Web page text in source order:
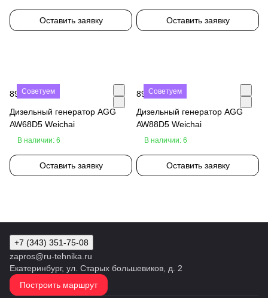
Оставить заявку Оставить заявку
Советуем
890 000 ₽
Дизельный генератор AGG
AW68D5 Weichai
В наличии: 6
Оставить заявку
Советуем
890 000 ₽
Дизельный генератор AGG
AW88D5 Weichai
В наличии: 6
Оставить заявку
+7 (343) 351-75-08
zapros@ru-tehnika.ru
Екатеринбург, ул. Старых большевиков, д. 2
Построить маршрут